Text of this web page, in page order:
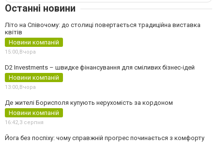
Останні новини
Літо на Співочому: до столиці повертається традиційна виставка
квітів
Новини компаній
15:00,Вчора
D2 Investments – швидке фінансування для сміливих бізнес-ідей
Новини компаній
13:00,Вчора
Де жителі Борисполя купують нерухомість за кордоном
Новини компаній
16:42,3 серпня
Йога без поспіху: чому справжній прогрес починається з комфорту